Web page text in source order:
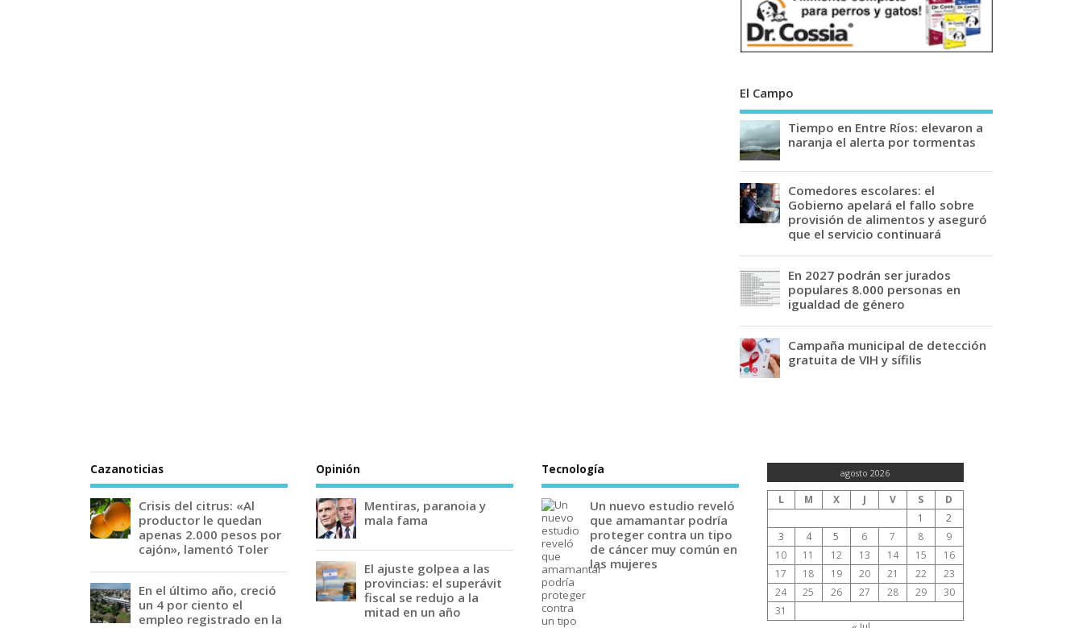
El Campo
Tiempo en Entre Ríos: elevaron a
naranja el alerta por tormentas
Comedores escolares: el
Gobierno apelará el fallo sobre
provisión de alimentos y aseguró
que el servicio continuará
En 2027 podrán ser jurados
populares 8.000 personas en
igualdad de género
Campaña municipal de detección
gratuita de VIH y sífilis
Cazanoticias
Crisis del citrus: «Al
productor le quedan
apenas 2.000 pesos por
cajón», lamentó Toler
En el último año, creció
un 4 por ciento el
empleo registrado en la
Opinión
Mentiras, paranoia y
mala fama
El ajuste golpea a las
provincias: el superávit
fiscal se redujo a la
mitad en un año
Tecnología
Un nuevo estudio reveló
que amamantar podría
proteger contra un tipo
de cáncer muy común en
las mujeres
agosto 2026
L M X J V S
D
1
2
3
4 5 6 7 8
9
10
11 12 13 14 15
16
17
18 19 20 21 22
23
24
25 26 27 28 29
30
31